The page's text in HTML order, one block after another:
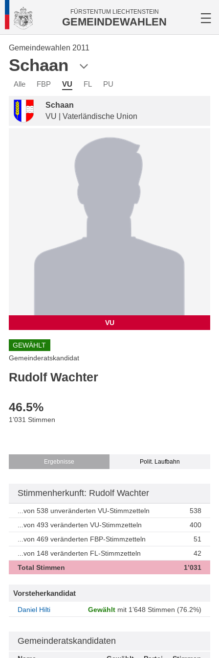
FÜRSTENTUM LIECHTENSTEIN
GEMEINDEWAHLEN
Gemeindewahlen 2011
Schaan
Alle FBP VU FL PU
Schaan
VU | Vaterländische Union
VU
GEWÄHLT
Gemeinderatskandidat
Rudolf Wachter
46.5%
1’031 Stimmen
Ergebnisse Polit. Laufbahn
Stimmenherkunft: Rudolf Wachter
...von 538 unveränderten VU-Stimmzetteln
538
...von 493 veränderten VU-Stimmzetteln
400
...von 469 veränderten FBP-Stimmzetteln
51
...von 148 veränderten FL-Stimmzetteln
42
Total Stimmen
1’031
Vorsteherkandidat
Daniel Hilti Gewählt mit 1’648 Stimmen (76.2%)
Gemeinderatskandidaten